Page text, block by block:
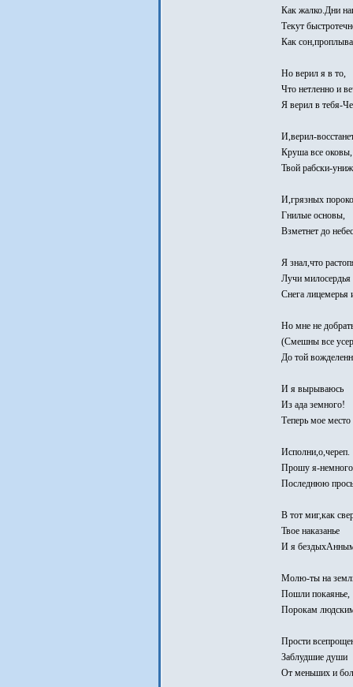
Как жалко.Дни
Текут
Как
Но верил я в то,
Что нетленно и
Я верил в тебя-
И,верил-
Круша все оковы,
Твой рабски-
И,грязных
Гнилые основы,
Взметнет до
Я знал,что
Лучи милосердья
Снега лицемерья
Но мне не
(Смешны все
До той
И я вырываюсь
Из ада земного!
Теперь мое
Исполни,о,череп.
Прошу я-
Последнюю
В тот миг,как
Твое наказанье
И я
Молю-ты на
Пошли покаянье,
Порокам
Прости
Заблудшие души
От меньших и